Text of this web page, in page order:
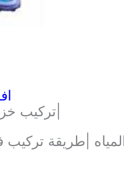
|تركيب
|طريقة تركيب